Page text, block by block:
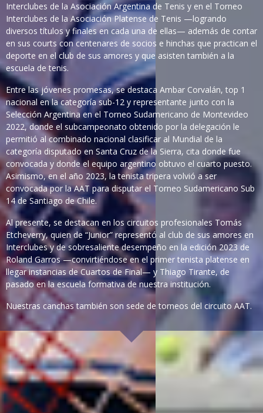
Interclubes de la Asociación Argentina de Tenis y en el Torneo
Interclubes de la Asociación Platense de Tenis —logrando
diversos títulos y finales en cada una de ellas— además de contar
en sus courts con centenares de socios e hinchas que practican el
deporte en el club de sus amores y que asisten también a la
escuela de tenis.
Entre las jóvenes promesas, se destaca Ambar Corvalán, top 1
nacional en la categoría sub-12 y representante junto con la
Selección Argentina en el Torneo Sudamericano de Montevideo
2022, donde el subcampeonato obtenido por la delegación le
permitió al combinado nacional clasificar al Mundial de la
categoría disputado en Santa Cruz de la Sierra, cita donde fue
convocada y donde el equipo argentino obtuvo el cuarto puesto.
Asimismo, en el año 2023, la tenista tripera volvió a ser
convocada por la AAT para disputar el Torneo Sudamericano Sub
14 de Santiago de Chile.
Al presente, se destacan en los circuitos profesionales Tomás
Etcheverry, quien de “Junior” representó al club de sus amores en
Interclubes y de sobresaliente desempeño en la edición 2023 de
Roland Garros —convirtiéndose en el primer tenista platense en
llegar instancias de Cuartos de Final— y Thiago Tirante, de
pasado en la escuela formativa de nuestra institución.
Nuestras canchas también son sede de torneos del circuito AAT.
Días de actividad:
lunes a viernes
Lugar: Estadio Juan
Carmelo Zerillo (60 y